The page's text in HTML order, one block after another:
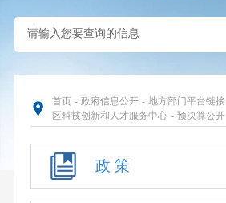
首页 - 政府信息公开 - 地方部门平台链接
区科技创新和人才服务中心 - 预决算公开
政 策